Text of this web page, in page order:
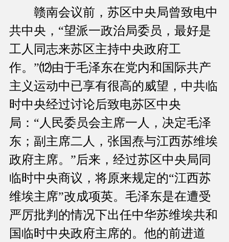
赣南会议前，苏区中央局曾致电中
共中央，“望派一政治局委员，最好是
工人同志来苏区主持中央政府工
作。”⑿由于毛泽东在党内和国际共产
主义运动中已享有很高的威望，中共临
时中央经过讨论后致电苏区中央
局：“人民委员会主席一人，决定毛泽
东；副主席二人，张国焘与江西苏维埃
政府主席。”后来，经过苏区中央局同
临时中央商议，将原来规定的“江西苏
维埃主席”改成项英。毛泽东是在遭受
严厉批判的情况下出任中华苏维埃共和
国临时中央政府主席的。他的前进道